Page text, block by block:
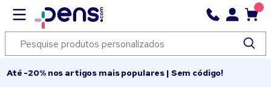
Até -20% nos artigos mais populares | Sem código!